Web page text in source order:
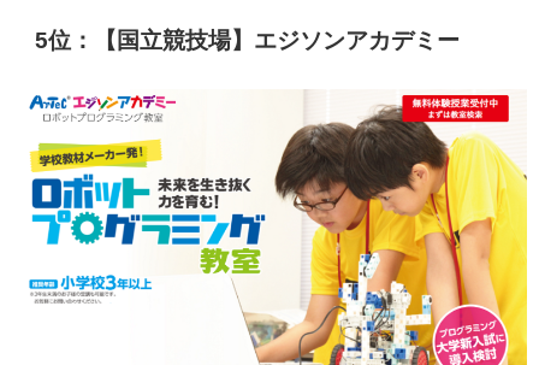
5位：【国立競技場】エジソンアカデミー